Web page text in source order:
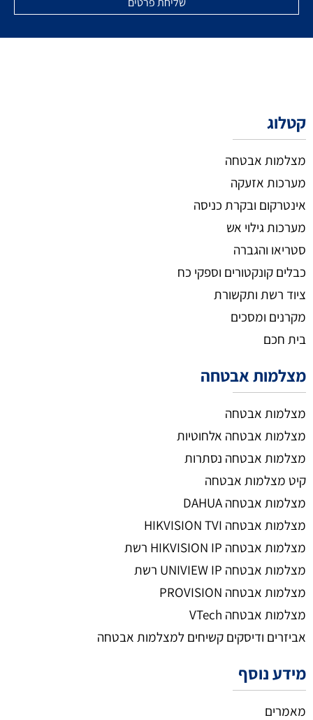
קטלוג
מצלמות אבטחה
מערכות אזעקה
אינטרקום ובקרת כניסה
מערכות גילוי אש
סטריאו והגברה
כבלים קונקטורים וספקי כח
ציוד רשת ותקשורת
מקרנים ומסכים
בית חכם
מצלמות אבטחה
מצלמות אבטחה
מצלמות אבטחה אלחוטיות
מצלמות אבטחה נסתרות
קיט מצלמות אבטחה
מצלמות אבטחה DAHUA
מצלמות אבטחה HIKVISION TVI
מצלמות אבטחה HIKVISION IP רשת
מצלמות אבטחה UNIVIEW IP רשת
מצלמות אבטחה PROVISION
מצלמות אבטחה VTech
אביזרים ודיסקים קשיחים למצלמות אבטחה
מידע נוסף
מאמרים